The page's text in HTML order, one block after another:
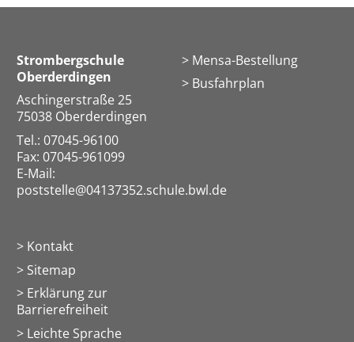
Strombergschule
Oberderdingen
Aschingerstraße 25
75038 Oberderdingen
Tel.: 07045-96100
Fax: 07045-961099
E-Mail:
poststelle@04137352.schule.bwl.de
Mensa-Bestellung
Busfahrplan
Kontakt
Sitemap
Erklärung zur
Barrierefreiheit
Leichte Sprache